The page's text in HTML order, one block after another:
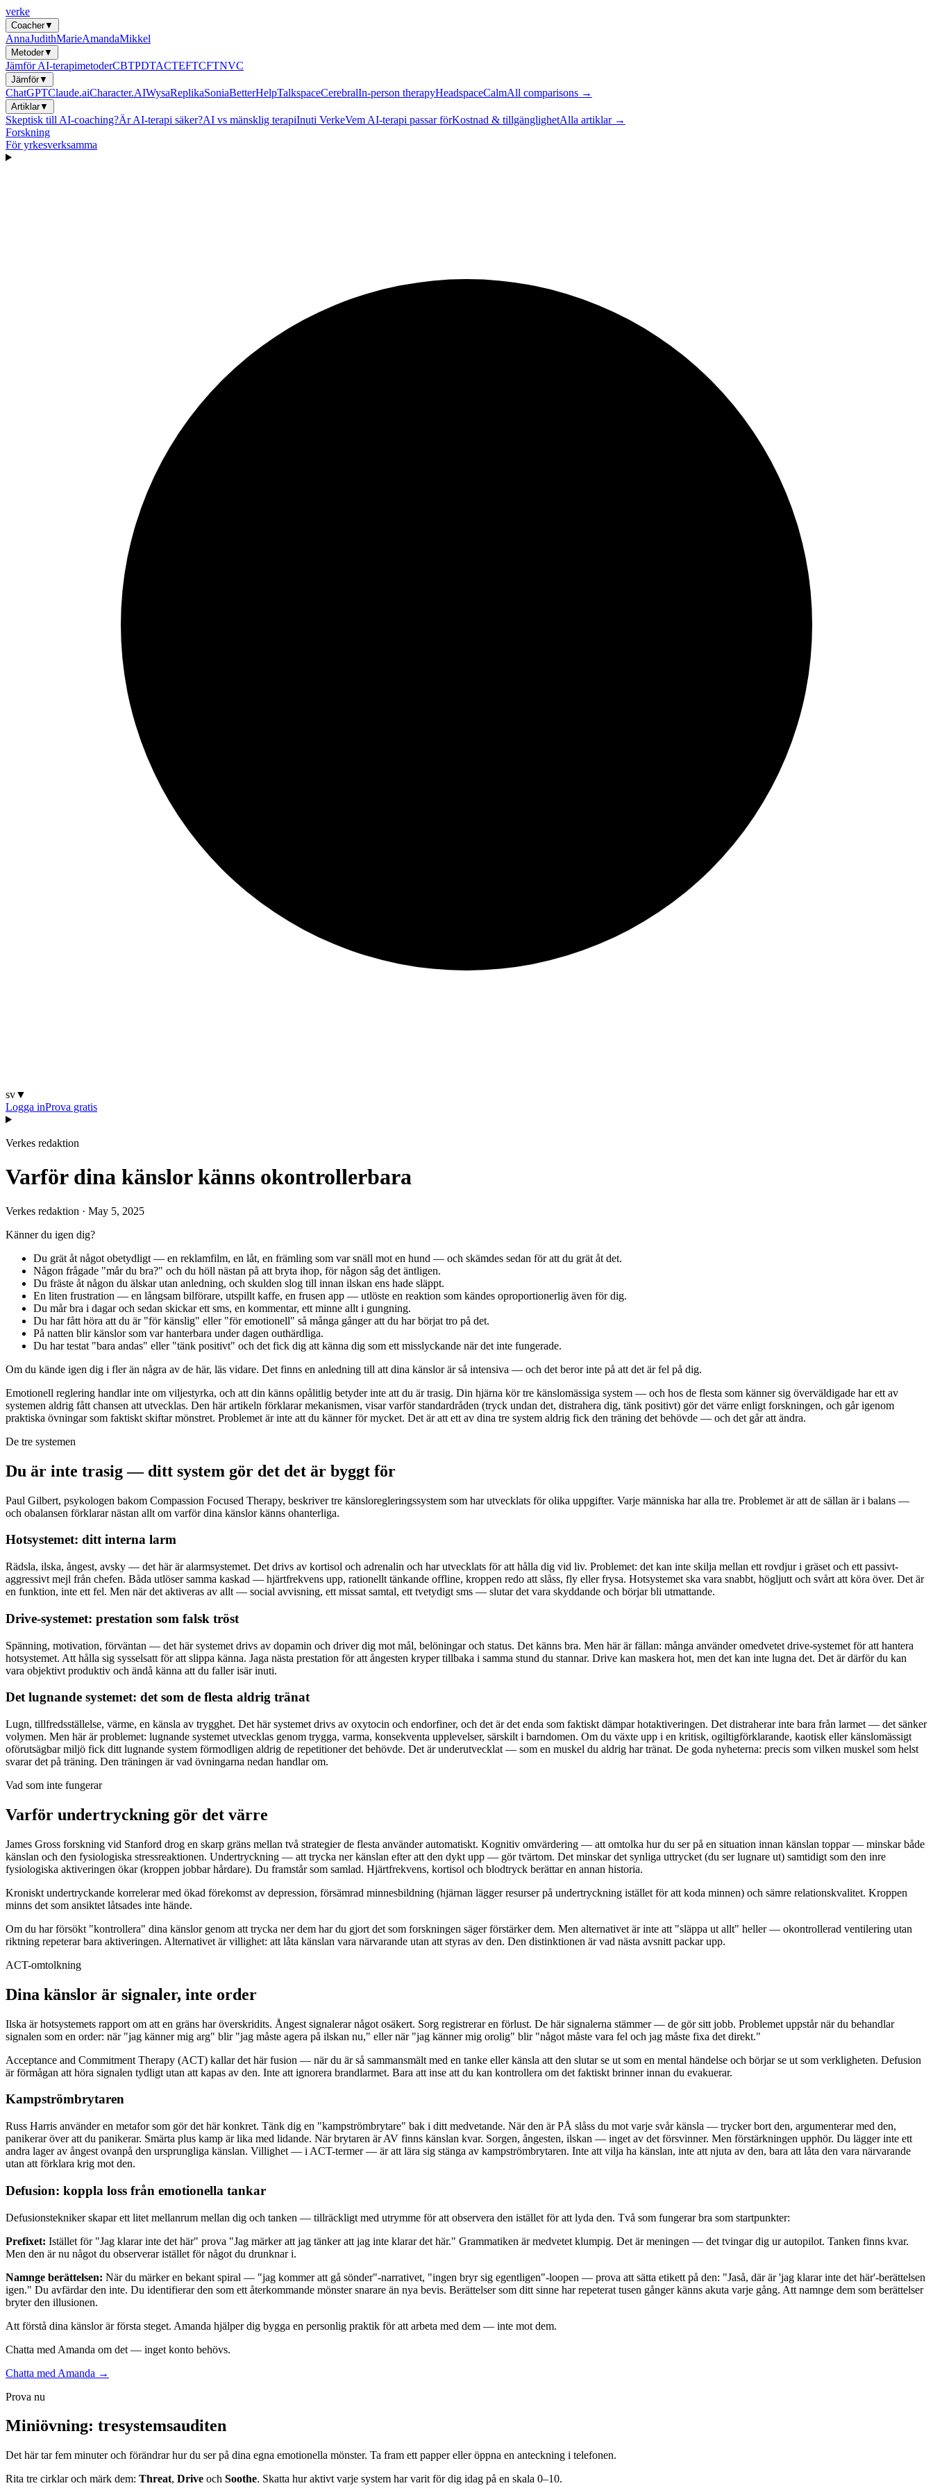
verke
Coacher▼
AnnaJudithMarieAmandaMikkel
Metoder▼
Jämför AI-terapimetoderCBTPDTACTEFTCFTNVC
Jämför▼
ChatGPTClaude.aiCharacter.AIWysaReplikaSoniaBetterHelpTalkspaceCerebralIn-person therapyHeadspaceCalmAll comparisons →
Artiklar▼
Skeptisk till AI-coaching?Är AI-terapi säker?AI vs mänsklig terapiInuti VerkeVem AI-terapi passar förKostnad & tillgänglighetAlla artiklar →
Forskning
För yrkesverksamma
sv▼
Logga inProva gratis
Verkes redaktion
Varför dina känslor känns okontrollerbara
Verkes redaktion · May 5, 2025
Känner du igen dig?
Du grät åt något obetydligt — en reklamfilm, en låt, en främling som var snäll mot en hund — och skämdes sedan för att du grät åt det.
Någon frågade "mår du bra?" och du höll nästan på att bryta ihop, för någon såg det äntligen.
Du fräste åt någon du älskar utan anledning, och skulden slog till innan ilskan ens hade släppt.
En liten frustration — en långsam bilförare, utspillt kaffe, en frusen app — utlöste en reaktion som kändes oproportionerlig även för dig.
Du mår bra i dagar och sedan skickar ett sms, en kommentar, ett minne allt i gungning.
Du har fått höra att du är "för känslig" eller "för emotionell" så många gånger att du har börjat tro på det.
På natten blir känslor som var hanterbara under dagen outhärdliga.
Du har testat "bara andas" eller "tänk positivt" och det fick dig att känna dig som ett misslyckande när det inte fungerade.
Om du kände igen dig i fler än några av de här, läs vidare. Det finns en anledning till att dina känslor är så intensiva — och det beror inte på att det är fel på dig.
Emotionell reglering handlar inte om viljestyrka, och att din känns opålitlig betyder inte att du är trasig. Din hjärna kör tre känslomässiga system — och hos de flesta som känner sig överväldigade har ett av
systemen aldrig fått chansen att utvecklas. Den här artikeln förklarar mekanismen, visar varför standardråden (tryck undan det, distrahera dig, tänk positivt) gör det värre enligt forskningen, och går igenom
praktiska övningar som faktiskt skiftar mönstret. Problemet är inte att du känner för mycket. Det är att ett av dina tre system aldrig fick den träning det behövde — och det går att ändra.
De tre systemen
Du är inte trasig — ditt system gör det det är byggt för
Paul Gilbert, psykologen bakom Compassion Focused Therapy, beskriver tre känsloregleringssystem som har utvecklats för olika uppgifter. Varje människa har alla tre. Problemet är att de sällan är i balans —
och obalansen förklarar nästan allt om varför dina känslor känns ohanterliga.
Hotsystemet: ditt interna larm
Rädsla, ilska, ångest, avsky — det här är alarmsystemet. Det drivs av kortisol och adrenalin och har utvecklats för att hålla dig vid liv. Problemet: det kan inte skilja mellan ett rovdjur i gräset och ett passivt-
aggressivt mejl från chefen. Båda utlöser samma kaskad — hjärtfrekvens upp, rationellt tänkande offline, kroppen redo att slåss, fly eller frysa. Hotsystemet ska vara snabbt, högljutt och svårt att köra över. Det är
en funktion, inte ett fel. Men när det aktiveras av allt — social avvisning, ett missat samtal, ett tvetydigt sms — slutar det vara skyddande och börjar bli utmattande.
Drive-systemet: prestation som falsk tröst
Spänning, motivation, förväntan — det här systemet drivs av dopamin och driver dig mot mål, belöningar och status. Det känns bra. Men här är fällan: många använder omedvetet drive-systemet för att hantera
hotsystemet. Att hålla sig sysselsatt för att slippa känna. Jaga nästa prestation för att ångesten kryper tillbaka i samma stund du stannar. Drive kan maskera hot, men det kan inte lugna det. Det är därför du kan
vara objektivt produktiv och ändå känna att du faller isär inuti.
Det lugnande systemet: det som de flesta aldrig tränat
Lugn, tillfredsställelse, värme, en känsla av trygghet. Det här systemet drivs av oxytocin och endorfiner, och det är det enda som faktiskt dämpar hotaktiveringen. Det distraherar inte bara från larmet — det sänker
volymen. Men här är problemet: lugnande systemet utvecklas genom trygga, varma, konsekventa upplevelser, särskilt i barndomen. Om du växte upp i en kritisk, ogiltigförklarande, kaotisk eller känslomässigt
oförutsägbar miljö fick ditt lugnande system förmodligen aldrig de repetitioner det behövde. Det är underutvecklat — som en muskel du aldrig har tränat. De goda nyheterna: precis som vilken muskel som helst
svarar det på träning. Den träningen är vad övningarna nedan handlar om.
Vad som inte fungerar
Varför undertryckning gör det värre
James Gross forskning vid Stanford drog en skarp gräns mellan två strategier de flesta använder automatiskt. Kognitiv omvärdering — att omtolka hur du ser på en situation innan känslan toppar — minskar både
känslan och den fysiologiska stressreaktionen. Undertryckning — att trycka ner känslan efter att den dykt upp — gör tvärtom. Det minskar det synliga uttrycket (du ser lugnare ut) samtidigt som den inre
fysiologiska aktiveringen ökar (kroppen jobbar hårdare). Du framstår som samlad. Hjärtfrekvens, kortisol och blodtryck berättar en annan historia.
Kroniskt undertryckande korrelerar med ökad förekomst av depression, försämrad minnesbildning (hjärnan lägger resurser på undertryckning istället för att koda minnen) och sämre relationskvalitet. Kroppen
minns det som ansiktet låtsades inte hände.
Om du har försökt "kontrollera" dina känslor genom att trycka ner dem har du gjort det som forskningen säger förstärker dem. Men alternativet är inte att "släppa ut allt" heller — okontrollerad ventilering utan
riktning repeterar bara aktiveringen. Alternativet är villighet: att låta känslan vara närvarande utan att styras av den. Den distinktionen är vad nästa avsnitt packar upp.
ACT-omtolkning
Dina känslor är signaler, inte order
Ilska är hotsystemets rapport om att en gräns har överskridits. Ångest signalerar något osäkert. Sorg registrerar en förlust. De här signalerna stämmer — de gör sitt jobb. Problemet uppstår när du behandlar
signalen som en order: när "jag känner mig arg" blir "jag måste agera på ilskan nu," eller när "jag känner mig orolig" blir "något måste vara fel och jag måste fixa det direkt."
Acceptance and Commitment Therapy (ACT) kallar det här fusion — när du är så sammansmält med en tanke eller känsla att den slutar se ut som en mental händelse och börjar se ut som verkligheten. Defusion
är förmågan att höra signalen tydligt utan att kapas av den. Inte att ignorera brandlarmet. Bara att inse att du kan kontrollera om det faktiskt brinner innan du evakuerar.
Kampströmbrytaren
Russ Harris använder en metafor som gör det här konkret. Tänk dig en "kampströmbrytare" bak i ditt medvetande. När den är PÅ slåss du mot varje svår känsla — trycker bort den, argumenterar med den,
panikerar över att du panikerar. Smärta plus kamp är lika med lidande. När brytaren är AV finns känslan kvar. Sorgen, ångesten, ilskan — inget av det försvinner. Men förstärkningen upphör. Du lägger inte ett
andra lager av ångest ovanpå den ursprungliga känslan. Villighet — i ACT-termer — är att lära sig stänga av kampströmbrytaren. Inte att vilja ha känslan, inte att njuta av den, bara att låta den vara närvarande
utan att förklara krig mot den.
Defusion: koppla loss från emotionella tankar
Defusionstekniker skapar ett litet mellanrum mellan dig och tanken — tillräckligt med utrymme för att observera den istället för att lyda den. Två som fungerar bra som startpunkter:
Prefixet: Istället för "Jag klarar inte det här" prova "Jag märker att jag tänker att jag inte klarar det här." Grammatiken är medvetet klumpig. Det är meningen — det tvingar dig ur autopilot. Tanken finns kvar.
Men den är nu något du observerar istället för något du drunknar i.
Namnge berättelsen: När du märker en bekant spiral — "jag kommer att gå sönder"-narrativet, "ingen bryr sig egentligen"-loopen — prova att sätta etikett på den: "Jaså, där är 'jag klarar inte det här'-berättelsen
igen." Du avfärdar den inte. Du identifierar den som ett återkommande mönster snarare än nya bevis. Berättelser som ditt sinne har repeterat tusen gånger känns akuta varje gång. Att namnge dem som berättelser
bryter den illusionen.
Att förstå dina känslor är första steget. Amanda hjälper dig bygga en personlig praktik för att arbeta med dem — inte mot dem.
Chatta med Amanda om det — inget konto behövs.
Chatta med Amanda →
Prova nu
Miniövning: tresystemsauditen
Det här tar fem minuter och förändrar hur du ser på dina egna emotionella mönster. Ta fram ett papper eller öppna en anteckning i telefonen.
Rita tre cirklar och märk dem: Threat, Drive och Soothe. Skatta hur aktivt varje system har varit för dig idag på en skala 0–10.